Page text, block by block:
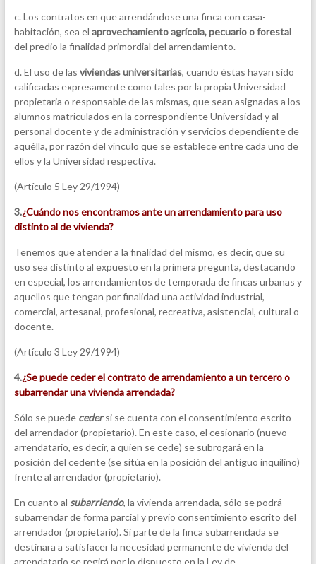
c. Los contratos en que arrendándose una finca con casa-
habitación, sea el aprovechamiento agrícola, pecuario o forestal
del predio la finalidad primordial del arrendamiento.
d. El uso de las viviendas universitarias, cuando éstas hayan sido
calificadas expresamente como tales por la propia Universidad
propietaria o responsable de las mismas, que sean asignadas a los
alumnos matriculados en la correspondiente Universidad y al
personal docente y de administración y servicios dependiente de
aquélla, por razón del vínculo que se establece entre cada uno de
ellos y la Universidad respectiva.
(Artículo 5 Ley 29/1994)
3.¿Cuándo nos encontramos ante un arrendamiento para uso
distinto al de vivienda?
Tenemos que atender a la finalidad del mismo, es decir, que su
uso sea distinto al expuesto en la primera pregunta, destacando
en especial, los arrendamientos de temporada de fincas urbanas y
aquellos que tengan por finalidad una actividad industrial,
comercial, artesanal, profesional, recreativa, asistencial, cultural o
docente.
(Artículo 3 Ley 29/1994)
4.¿Se puede ceder el contrato de arrendamiento a un tercero o
subarrendar una vivienda arrendada?
Sólo se puede cedersi se cuenta con el consentimiento escrito
del arrendador (propietario). En este caso, el cesionario (nuevo
arrendatario, es decir, a quien se cede) se subrogará en la
posición del cedente (se sitúa en la posición del antiguo inquilino)
frente al arrendador (propietario).
En cuanto al subarriendo, la vivienda arrendada, sólo se podrá
subarrendar de forma parcial y previo consentimiento escrito del
arrendador (propietario). Si parte de la finca subarrendada se
destinara a satisfacer la necesidad permanente de vivienda del
arrendatario se regirá por lo dispuesto en la Ley de